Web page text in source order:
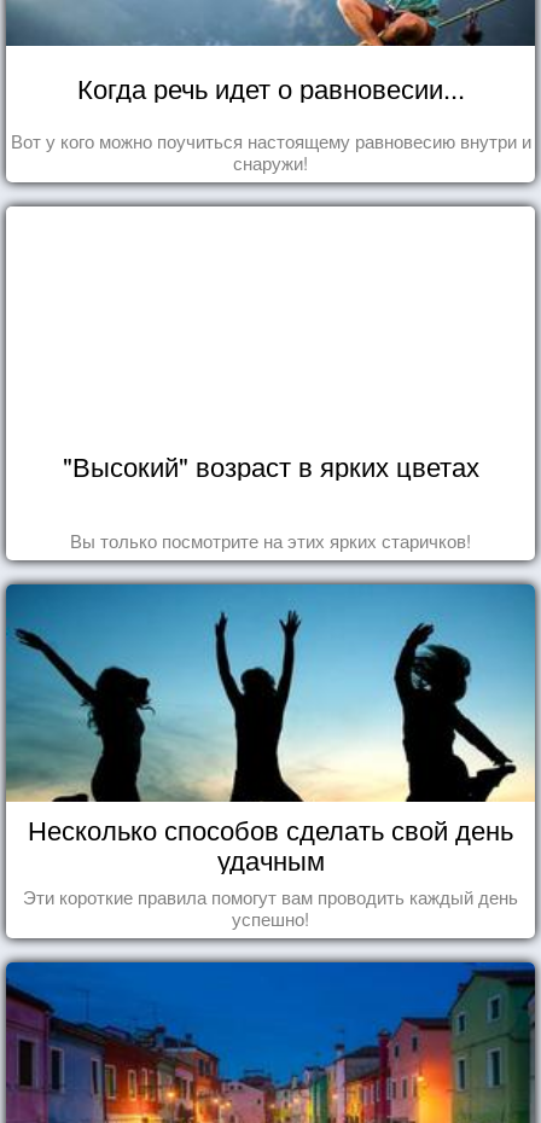
Когда речь идет о равновесии...
Вот у кого можно поучиться настоящему равновесию внутри и
снаружи!
"Высокий" возраст в ярких цветах
Вы только посмотрите на этих ярких старичков!
Несколько способов сделать свой день
удачным
Эти короткие правила помогут вам проводить каждый день
успешно!